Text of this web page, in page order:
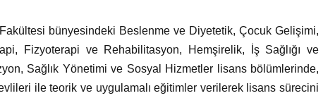
bünyesindeki Beslenme ve Diyetetik, Çocuk Gelişimi,
Fizyoterapi ve Rehabilitasyon, Hemşirelik, İş Sağlığı ve
Sağlık Yönetimi ve Sosyal Hizmetler lisans bölümlerinde,
ile teorik ve uygulamalı eğitimler verilerek lisans sürecini